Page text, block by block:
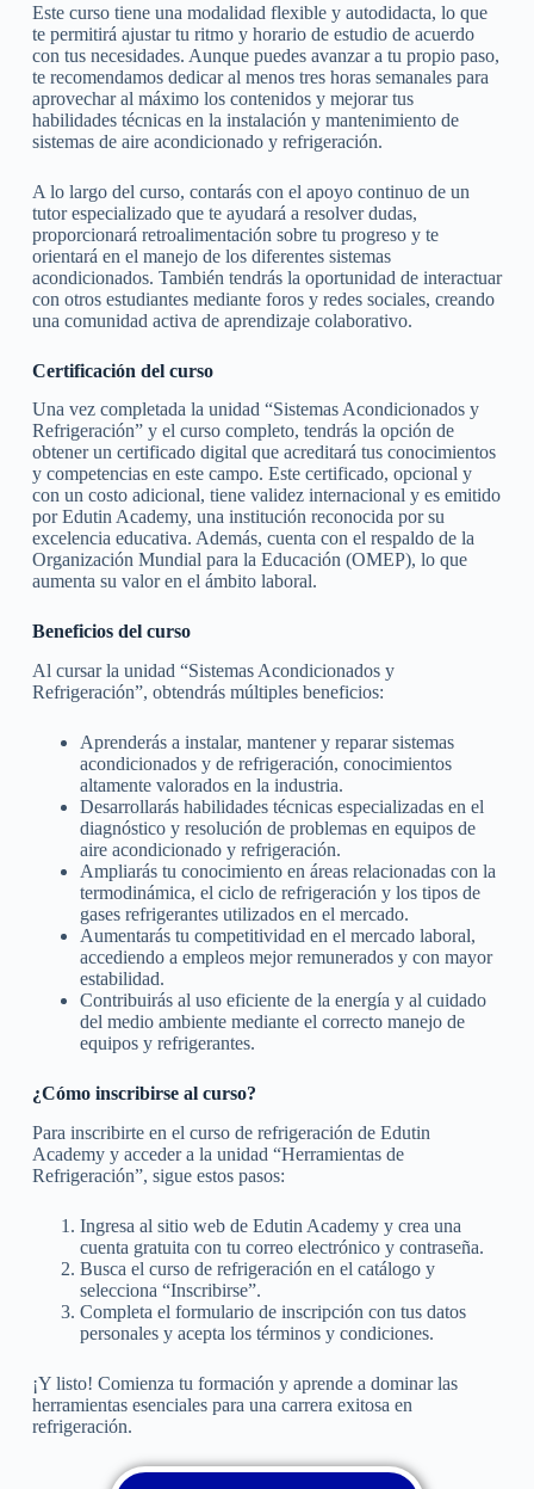
Este curso tiene una modalidad flexible y autodidacta, lo que
te permitirá ajustar tu ritmo y horario de estudio de acuerdo
con tus necesidades. Aunque puedes avanzar a tu propio paso,
te recomendamos dedicar al menos tres horas semanales para
aprovechar al máximo los contenidos y mejorar tus
habilidades técnicas en la instalación y mantenimiento de
sistemas de aire acondicionado y refrigeración.
A lo largo del curso, contarás con el apoyo continuo de un
tutor especializado que te ayudará a resolver dudas,
proporcionará retroalimentación sobre tu progreso y te
orientará en el manejo de los diferentes sistemas
acondicionados. También tendrás la oportunidad de interactuar
con otros estudiantes mediante foros y redes sociales, creando
una comunidad activa de aprendizaje colaborativo.
Certificación del curso
Una vez completada la unidad “Sistemas Acondicionados y
Refrigeración” y el curso completo, tendrás la opción de
obtener un certificado digital que acreditará tus conocimientos
y competencias en este campo. Este certificado, opcional y
con un costo adicional, tiene validez internacional y es emitido
por Edutin Academy, una institución reconocida por su
excelencia educativa. Además, cuenta con el respaldo de la
Organización Mundial para la Educación (OMEP), lo que
aumenta su valor en el ámbito laboral.
Beneficios del curso
Al cursar la unidad “Sistemas Acondicionados y
Refrigeración”, obtendrás múltiples beneficios:
Aprenderás a instalar, mantener y reparar sistemas
acondicionados y de refrigeración, conocimientos
altamente valorados en la industria.
Desarrollarás habilidades técnicas especializadas en el
diagnóstico y resolución de problemas en equipos de
aire acondicionado y refrigeración.
Ampliarás tu conocimiento en áreas relacionadas con la
termodinámica, el ciclo de refrigeración y los tipos de
gases refrigerantes utilizados en el mercado.
Aumentarás tu competitividad en el mercado laboral,
accediendo a empleos mejor remunerados y con mayor
estabilidad.
Contribuirás al uso eficiente de la energía y al cuidado
del medio ambiente mediante el correcto manejo de
equipos y refrigerantes.
¿Cómo inscribirse al curso?
Para inscribirte en el curso de refrigeración de Edutin
Academy y acceder a la unidad “Herramientas de
Refrigeración”, sigue estos pasos:
Ingresa al sitio web de Edutin Academy y crea una
cuenta gratuita con tu correo electrónico y contraseña.
Busca el curso de refrigeración en el catálogo y
selecciona “Inscribirse”.
Completa el formulario de inscripción con tus datos
personales y acepta los términos y condiciones.
¡Y listo! Comienza tu formación y aprende a dominar las
herramientas esenciales para una carrera exitosa en
refrigeración.